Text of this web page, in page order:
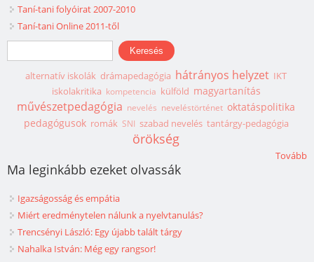
Taní-tani folyóirat 2007-2010
Taní-tani Online 2011-től
Keresés űrlap
Keresés
alternatív iskolák drámapedagógia hátrányos helyzet IKT
iskolakritika kompetencia külföld magyartanítás
művészetpedagógia nevelés neveléstörténet oktatáspolitika
pedagógusok romák SNI szabad nevelés tantárgy-pedagógia
örökség
Tovább
Ma leginkább ezeket olvassák
Igazságosság és empátia
Miért eredménytelen nálunk a nyelvtanulás?
Trencsényi László: Egy újabb talált tárgy
Nahalka István: Még egy rangsor!